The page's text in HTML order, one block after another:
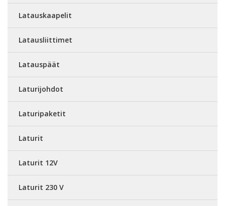
Latauskaapelit
Latausliittimet
Latauspäät
Laturijohdot
Laturipaketit
Laturit
Laturit 12V
Laturit 230 V